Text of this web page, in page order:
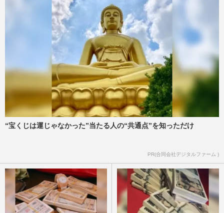
“宝くじは運じゃなかった”当たる人の“共通点”を知っただけ
PR(合同会社デジタルファーム )